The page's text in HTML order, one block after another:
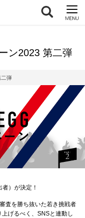
ン2023 第二弾
弾
）が決定！
査を勝ち抜いた若き挑戦者
げるべく、SNSと連動し